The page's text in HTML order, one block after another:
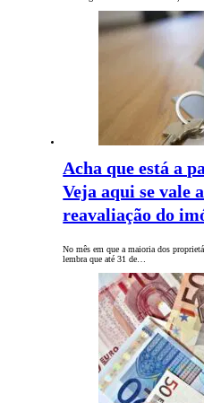
Acha que está a
Veja aqui se vale
reavaliação do
No mês em que a maioria dos
lembra que até 31 de…